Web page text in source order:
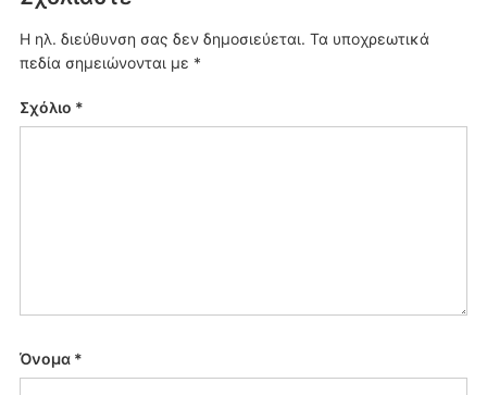
Η ηλ. διεύθυνση σας δεν δημοσιεύεται. Τα υποχρεωτικά
πεδία σημειώνονται με *
Σχόλιο *
Όνομα *